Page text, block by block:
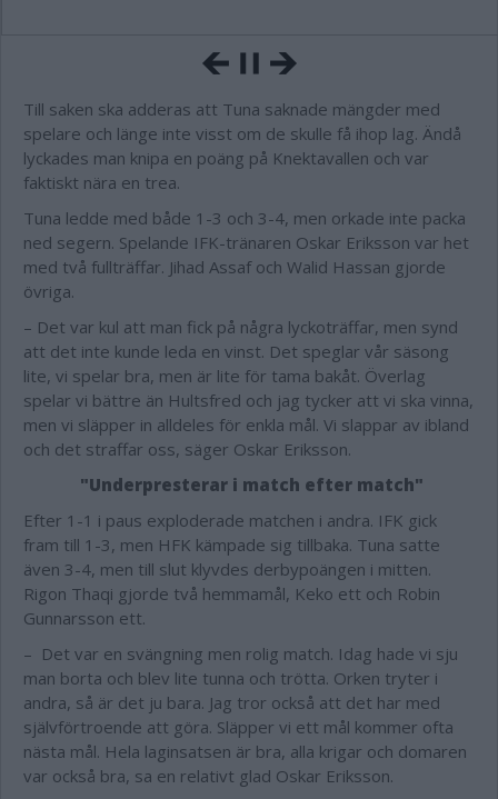
Till saken ska adderas att Tuna saknade mängder med
spelare och länge inte visst om de skulle få ihop lag. Ändå
lyckades man knipa en poäng på Knektavallen och var
faktiskt nära en trea.
Tuna ledde med både 1-3 och 3-4, men orkade inte packa
ned segern. Spelande IFK-tränaren Oskar Eriksson var het
med två fullträffar. Jihad Assaf och Walid Hassan gjorde
övriga.
– Det var kul att man fick på några lyckoträffar, men synd
att det inte kunde leda en vinst. Det speglar vår säsong
lite, vi spelar bra, men är lite för tama bakåt. Överlag
spelar vi bättre än Hultsfred och jag tycker att vi ska vinna,
men vi släpper in alldeles för enkla mål. Vi slappar av ibland
och det straffar oss, säger Oskar Eriksson.
"Underpresterar i match efter match"
Efter 1-1 i paus exploderade matchen i andra. IFK gick
fram till 1-3, men HFK kämpade sig tillbaka. Tuna satte
även 3-4, men till slut klyvdes derbypoängen i mitten.
Rigon Thaqi gjorde två hemmamål, Keko ett och Robin
Gunnarsson ett.
– Det var en svängning men rolig match. Idag hade vi sju
man borta och blev lite tunna och trötta. Orken tryter i
andra, så är det ju bara. Jag tror också att det har med
självförtroende att göra. Släpper vi ett mål kommer ofta
nästa mål. Hela laginsatsen är bra, alla krigar och domaren
var också bra, sa en relativt glad Oskar Eriksson.